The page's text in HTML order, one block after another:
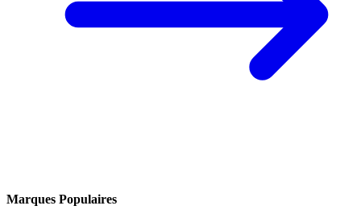
Marques Populaires